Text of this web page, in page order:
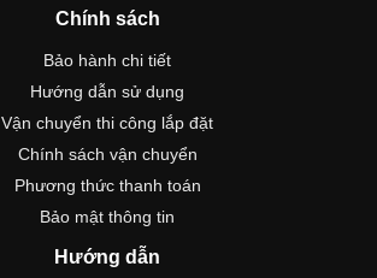
Chính sách
Bảo hành chi tiết
Hướng dẫn sử dụng
Vận chuyển thi công lắp đặt
Chính sách vận chuyển
Phương thức thanh toán
Bảo mật thông tin
Hướng dẫn